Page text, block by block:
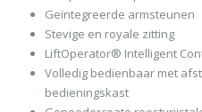
Geïntegreerde armsteunen
Stevige en royale zitting
LiftOperator® Intelligent
Volledig bedienbaar met
bedieningskast